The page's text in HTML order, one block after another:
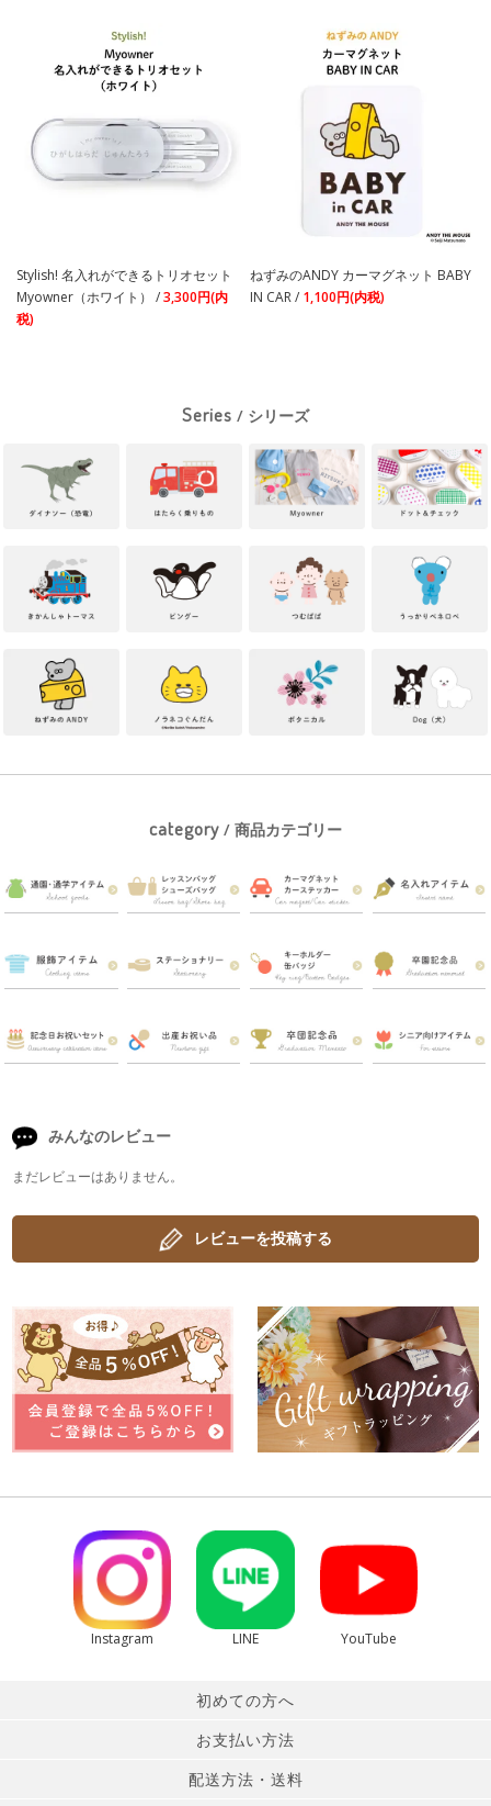
Stylish! 名入れができるトリオセット
Myowner（ホワイト） /3,300円(内
税)
ねずみのANDY カーマグネット BABY
IN CAR / 1,100円(内税)
Series / シリーズ
category / 商品カテゴリー
みんなのレビュー
まだレビューはありません。
レビューを投稿する
Instagram LINE YouTube
初めての方へ
お支払い方法
配送方法・送料